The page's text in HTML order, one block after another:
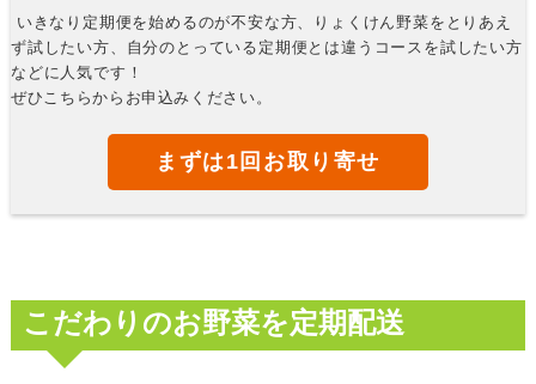
いきなり定期便を始めるのが不安な方、りょくけん野菜をとりあえ
ず試したい方、自分のとっている定期便とは違うコースを試したい方
などに人気です！
ぜひこちらからお申込みください。
まずは1回お取り寄せ
こだわりのお野菜を定期配送